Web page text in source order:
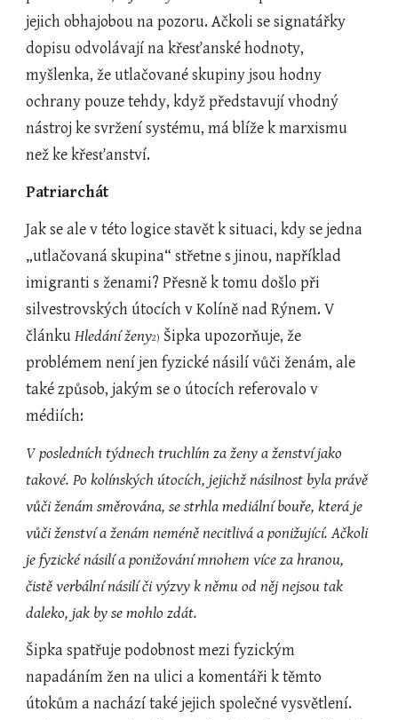
jejich obhajobou na pozoru. Ačkoli se signatářky
dopisu odvolávají na křesťanské hodnoty,
myšlenka, že utlačované skupiny jsou hodny
ochrany pouze tehdy, když představují vhodný
nástroj ke svržení systému, má blíže k marxismu
než ke křesťanství.
Patriarchát
Jak se ale v této logice stavět k situaci, kdy se jedna
„utlačovaná skupina“ střetne s jinou, například
imigranti s ženami? Přesně k tomu došlo při
silvestrovských útocích v Kolíně nad Rýnem. V
článku Hledání ženy2) Šipka upozorňuje, že
problémem není jen fyzické násilí vůči ženám, ale
také způsob, jakým se o útocích referovalo v
médiích:
V posledních týdnech truchlím za ženy a ženství jako
takové. Po kolínských útocích, jejichž násilnost byla právě
vůči ženám směrována, se strhla mediální bouře, která je
vůči ženství a ženám neméně necitlivá a ponižující. Ačkoli
je fyzické násilí a ponižování mnohem více za hranou,
čistě verbální násilí či výzvy k němu od něj nejsou tak
daleko, jak by se mohlo zdát.
Šipka spatřuje podobnost mezi fyzickým
napadáním žen na ulici a komentáři k těmto
útokům a nachází také jejich společné vysvětlení.